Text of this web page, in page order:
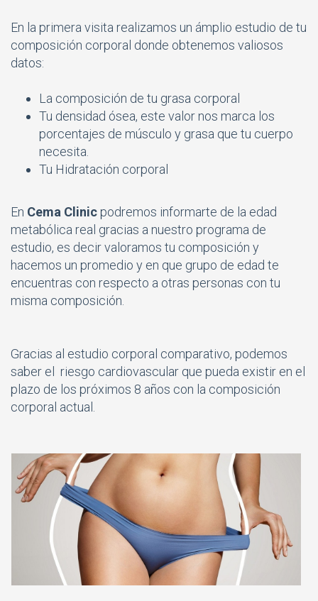
En la primera visita realizamos un ámplio estudio de tu
composición corporal donde obtenemos valiosos
datos:
La composición de tu grasa corporal
Tu densidad ósea, este valor nos marca los
porcentajes de músculo y grasa que tu cuerpo
necesita.
Tu Hidratación corporal
En Cema Clinic podremos informarte de la edad
metabólica real gracias a nuestro programa de
estudio, es decir valoramos tu composición y
hacemos un promedio y en que grupo de edad te
encuentras con respecto a otras personas con tu
misma composición.
Gracias al estudio corporal comparativo, podemos
saber el riesgo cardiovascular que pueda existir en el
plazo de los próximos 8 años con la composición
corporal actual.